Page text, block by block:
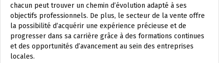
chacun peut trouver un chemin d’évolution adapté à ses
objectifs professionnels. De plus, le secteur de la vente offre
la possibilité d’acquérir une expérience précieuse et de
progresser dans sa carrière grâce à des formations continues
et des opportunités d’avancement au sein des entreprises
locales.